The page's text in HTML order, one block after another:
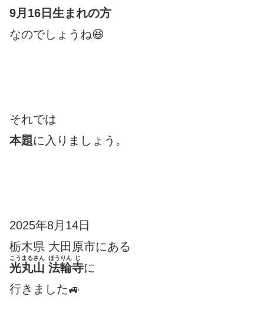
9月16日生まれの方
なのでしょうね😆
それでは
本題に入りましょう。
2025年8月14日
栃木県 大田原市にある
光丸山
こうまるさん
法輪
ほうりん
寺
じ
に
行きました🚙